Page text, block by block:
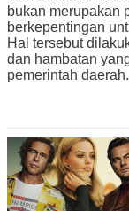
bukan merupakan
berkepentingan
Hal tersebut
dan hambatan
pemerintah daerah.